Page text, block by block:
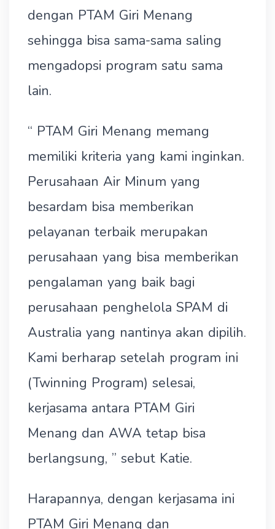
dengan PTAM Giri Menang
sehingga bisa sama-sama saling
mengadopsi program satu sama
lain.
“ PTAM Giri Menang memang
memiliki kriteria yang kami inginkan.
Perusahaan Air Minum yang
besardam bisa memberikan
pelayanan terbaik merupakan
perusahaan yang bisa memberikan
pengalaman yang baik bagi
perusahaan penghelola SPAM di
Australia yang nantinya akan dipilih.
Kami berharap setelah program ini
(Twinning Program) selesai,
kerjasama antara PTAM Giri
Menang dan AWA tetap bisa
berlangsung, ” sebut Katie.
Harapannya, dengan kerjasama ini
PTAM Giri Menang dan